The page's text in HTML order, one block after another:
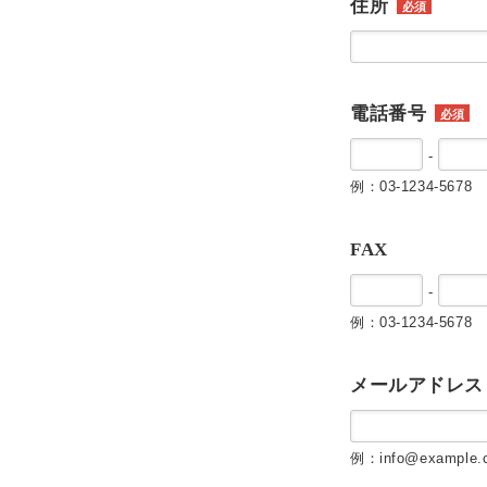
住所 必須
電話番号 必須
-
例：03-1234-5678
FAX
-
例：03-1234-5678
メールアドレス
例：